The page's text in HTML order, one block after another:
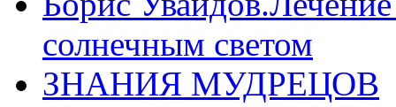
солнечным светом
ЗНАНИЯ МУДРЕЦОВ